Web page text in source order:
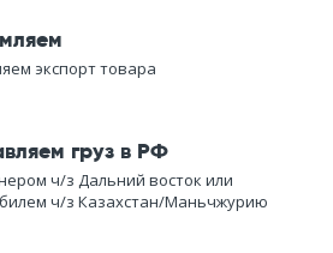
экспорттовара
груз в РФ
ч/з Дальний восток или
ч/з Казахстан/Маньчжурию